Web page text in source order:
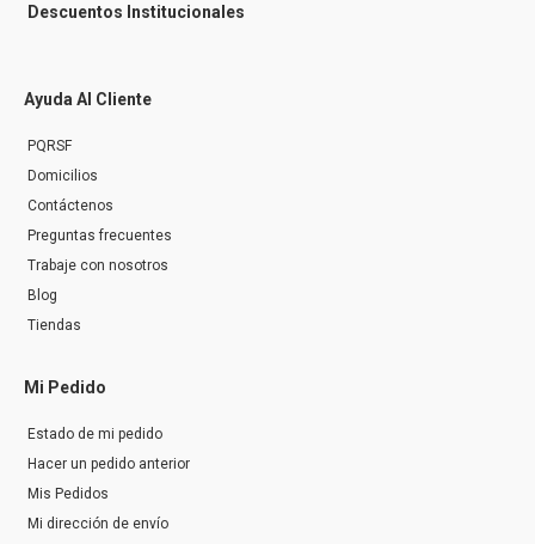
Descuentos Institucionales
Ayuda Al Cliente
PQRSF
Domicilios
Contáctenos
Preguntas frecuentes
Trabaje con nosotros
Blog
Tiendas
Mi Pedido
Estado de mi pedido
Hacer un pedido anterior
Mis Pedidos
Mi dirección de envío